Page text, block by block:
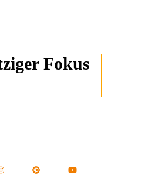
Fokus